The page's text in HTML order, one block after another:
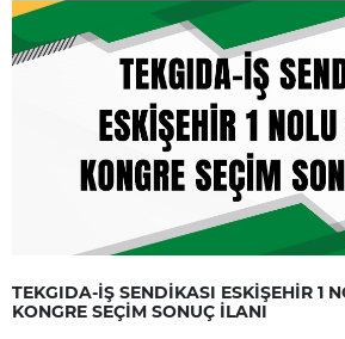
TEKGIDA-İŞ SENDİKASI ESKİŞEHİR 1
KONGRE SEÇİM SONUÇ İLANI